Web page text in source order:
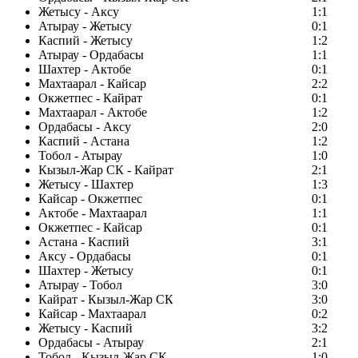
Жетысу - Аксу
1:1
Атырау - Жетысу
0:1
Каспий - Жетысу
1:2
Атырау - Ордабасы
1:1
Шахтер - Актобе
0:1
Махтаарал - Кайсар
2:2
Окжетпес - Кайрат
0:1
Махтаарал - Актобе
1:2
Ордабасы - Аксу
2:0
Каспий - Астана
1:2
Тобол - Атырау
1:0
Кызыл-Жар СК - Кайрат
2:1
Жетысу - Шахтер
1:3
Кайсар - Окжетпес
0:1
Актобе - Махтаарал
1:1
Окжетпес - Кайсар
0:1
Астана - Каспий
3:1
Аксу - Ордабасы
0:1
Шахтер - Жетысу
0:1
Атырау - Тобол
3:0
Кайрат - Кызыл-Жар СК
3:0
Кайсар - Махтаарал
0:2
Жетысу - Каспий
3:2
Ордабасы - Атырау
2:1